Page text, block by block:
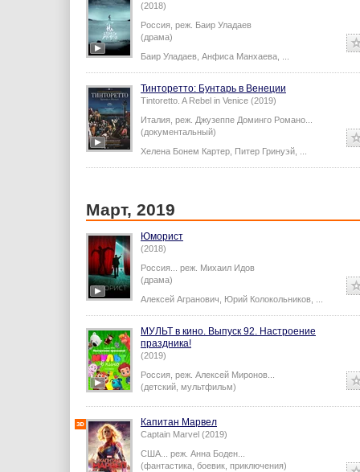
(2018)
Россия, реж. Баир Уладаев
(драма)
Баир Уладаев Анфиса Манхаева
Тинторетто: Бунтарь в Венеции
Tintoretto. A Rebel in Venice (2019)
Италия, реж. Джузеппе Доминго Романо
(документальный)
Хелена Бонем Картер Питер Гринуэй
Март, 2019
Юморист
(2018)
Россия... реж. Михаил Идов
(драма)
Алексей Агранович
Юрий Колокольников
МУЛЬТ в кино. Выпуск 92. Настроение
праздника!
(2019)
Россия, реж. Алексей Миронов
(детский, мультфильм)
Капитан Марвел
Captain Marvel (2019)
США... реж. Анна Боден
(фантастика, боевик, приключения)